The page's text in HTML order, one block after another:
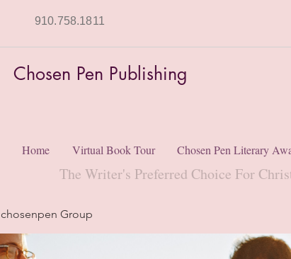
Chosen Pen Publishing
910.758.1811
Home Virtual Book Tour Chosen Pen Literary
The Writer's Preferred Choice For
chosenpen Group